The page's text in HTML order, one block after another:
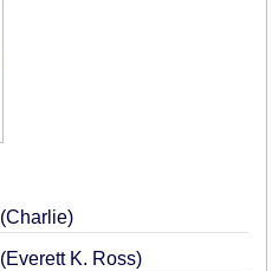
(Charlie)
(Everett K. Ross)